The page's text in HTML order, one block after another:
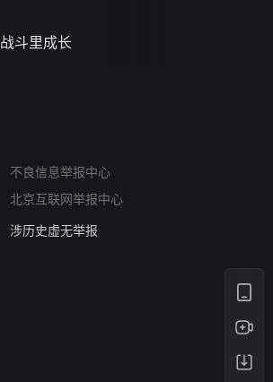
战斗里成长
不良信息举报中心
北京互联网举报中心
亚运会举报专区
涉历史虚无举报